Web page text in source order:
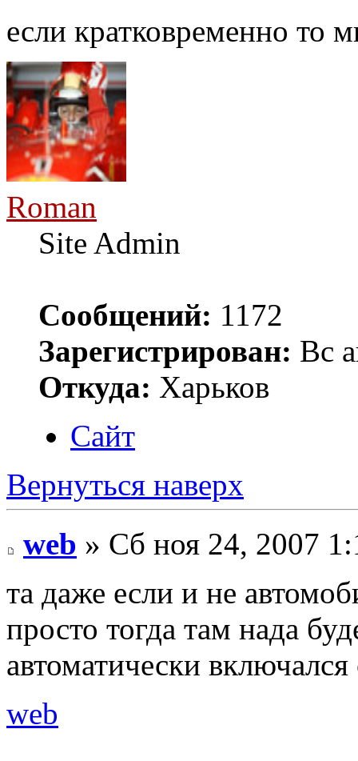
если кратковременно то
Roman
Site Admin
Сообщений: 1172
Зарегистрирован: Вс
Откуда: Харьков
Сайт
Вернуться наверх
web » Сб ноя 24, 2007
та даже если и не
просто тогда там нада
автоматически
web